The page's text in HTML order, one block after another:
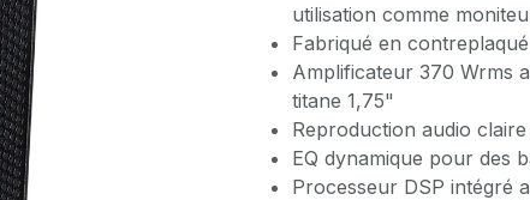
utilisation comme
Fabriqué en
Amplificateur 370 Wrms
titane 1,75"
Reproduction audio
EQ dynamique pour des
Processeur DSP intégré